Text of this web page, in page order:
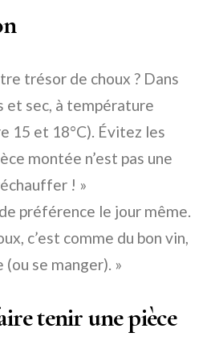
trésor de choux ? Dans
et sec, à température
15 et 18°C). Évitez les
montée n’est pas une
! »
préférence le jour même.
c’est comme du bon vin,
se manger). »
tenir une pièce